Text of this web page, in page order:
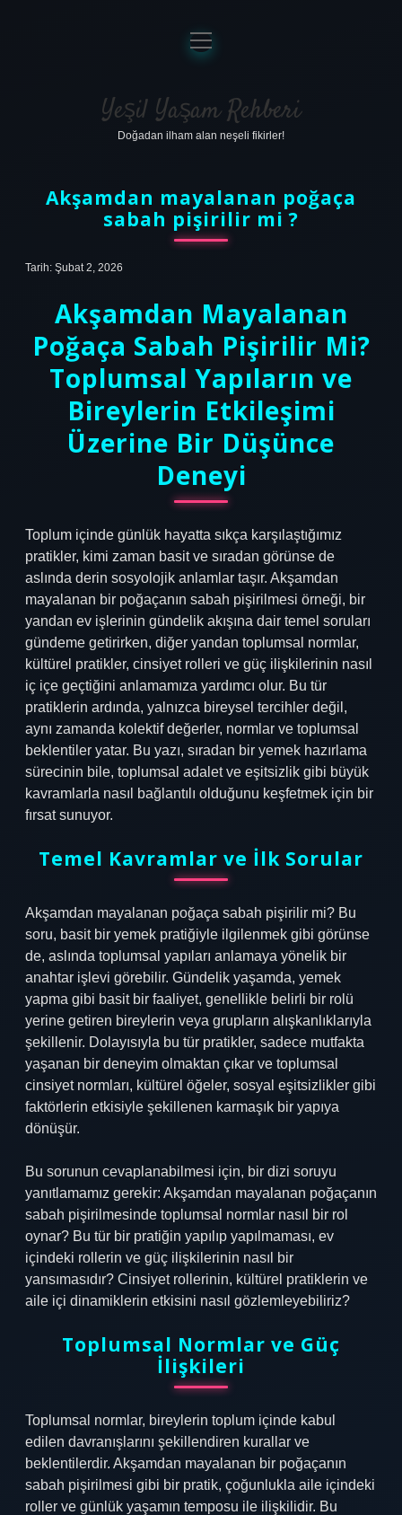
Anasayfa
Gizlilik Politikası
Yasal Uyarı
menüyü
aç
Yeşil Yaşam Rehberi
Doğadan ilham alan neşeli fikirler!
Akşamdan mayalanan poğaça
sabah pişirilir mi ?
Tarih: Şubat 2, 2026
Akşamdan Mayalanan
Poğaça Sabah Pişirilir Mi?
Toplumsal Yapıların ve
Bireylerin Etkileşimi
Üzerine Bir Düşünce
Deneyi
Toplum içinde günlük hayatta sıkça karşılaştığımız
pratikler, kimi zaman basit ve sıradan görünse de
aslında derin sosyolojik anlamlar taşır. Akşamdan
mayalanan bir poğaçanın sabah pişirilmesi örneği, bir
yandan ev işlerinin gündelik akışına dair temel soruları
gündeme getirirken, diğer yandan toplumsal normlar,
kültürel pratikler, cinsiyet rolleri ve güç ilişkilerinin nasıl
iç içe geçtiğini anlamamıza yardımcı olur. Bu tür
pratiklerin ardında, yalnızca bireysel tercihler değil,
aynı zamanda kolektif değerler, normlar ve toplumsal
beklentiler yatar. Bu yazı, sıradan bir yemek hazırlama
sürecinin bile, toplumsal adalet ve eşitsizlik gibi büyük
kavramlarla nasıl bağlantılı olduğunu keşfetmek için bir
fırsat sunuyor.
Temel Kavramlar ve İlk Sorular
Akşamdan mayalanan poğaça sabah pişirilir mi? Bu
soru, basit bir yemek pratiğiyle ilgilenmek gibi görünse
de, aslında toplumsal yapıları anlamaya yönelik bir
anahtar işlevi görebilir. Gündelik yaşamda, yemek
yapma gibi basit bir faaliyet, genellikle belirli bir rolü
yerine getiren bireylerin veya grupların alışkanlıklarıyla
şekillenir. Dolayısıyla bu tür pratikler, sadece mutfakta
yaşanan bir deneyim olmaktan çıkar ve toplumsal
cinsiyet normları, kültürel öğeler, sosyal eşitsizlikler gibi
faktörlerin etkisiyle şekillenen karmaşık bir yapıya
dönüşür.
Bu sorunun cevaplanabilmesi için, bir dizi soruyu
yanıtlamamız gerekir: Akşamdan mayalanan poğaçanın
sabah pişirilmesinde toplumsal normlar nasıl bir rol
oynar? Bu tür bir pratiğin yapılıp yapılmaması, ev
içindeki rollerin ve güç ilişkilerinin nasıl bir
yansımasıdır? Cinsiyet rollerinin, kültürel pratiklerin ve
aile içi dinamiklerin etkisini nasıl gözlemleyebiliriz?
Toplumsal Normlar ve Güç
İlişkileri
Toplumsal normlar, bireylerin toplum içinde kabul
edilen davranışlarını şekillendiren kurallar ve
beklentilerdir. Akşamdan mayalanan bir poğaçanın
sabah pişirilmesi gibi bir pratik, çoğunlukla aile içindeki
roller ve günlük yaşamın temposu ile ilişkilidir. Bu